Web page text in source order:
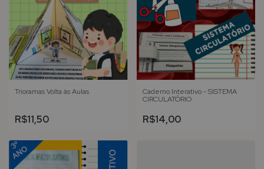
Trioramas Volta às Aulas
R$11,50
Caderno Interativo - SISTEMA
CIRCULATÓRIO
R$14,00